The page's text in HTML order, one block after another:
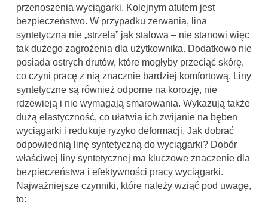
przenoszenia wyciągarki. Kolejnym atutem jest
bezpieczeństwo. W przypadku zerwania, lina
syntetyczna nie „strzela” jak stalowa – nie stanowi więc
tak dużego zagrożenia dla użytkownika. Dodatkowo nie
posiada ostrych drutów, które mogłyby przeciąć skórę,
co czyni pracę z nią znacznie bardziej komfortową. Liny
syntetyczne są również odporne na korozję, nie
rdzewieją i nie wymagają smarowania. Wykazują także
dużą elastyczność, co ułatwia ich zwijanie na bęben
wyciągarki i redukuje ryzyko deformacji. Jak dobrać
odpowiednią linę syntetyczną do wyciągarki? Dobór
właściwej liny syntetycznej ma kluczowe znaczenie dla
bezpieczeństwa i efektywności pracy wyciągarki.
Najważniejsze czynniki, które należy wziąć pod uwagę,
to: